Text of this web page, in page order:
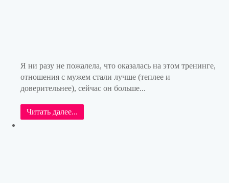
Я ни разу не пожалела, что оказалась на этом тренинге,
отношения с мужем стали лучше (теплее и
доверительнее), сейчас он больше...
Читать далее...